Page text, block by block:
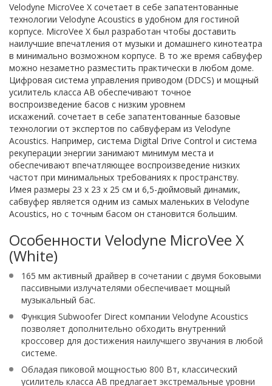
Velodyne MicroVee X сочетает в себе запатентованные
технологии Velodyne Acoustics в удобном для гостиной
корпусе. MicroVee X был разработан чтобы доставить
наилучшие впечатления от музыки и домашнего кинотеатра
в минимально возможном корпусе. В то же время сабвуфер
можно незаметно разместить практически в любом доме.
Цифровая система управления приводом (DDCS) и мощный
усилитель класса AB обеспечивают точное
воспроизведение басов с низким уровнем
искажений. сочетает в себе запатентованные базовые
технологии от экспертов по сабвуферам из Velodyne
Acoustics. Например, система Digital Drive Control и система
рекуперации энергии занимают минимум места и
обеспечивают впечатляющее воспроизведение низких
частот при минимальных требованиях к пространству.
Имея размеры 23 x 23 x 25 см и 6,5-дюймовый динамик,
сабвуфер является одним из самых маленьких в Velodyne
Acoustics, но с точным басом он становится большим.
Особенности Velodyne MicroVee X
(White)
165 мм активный драйвер в сочетании с двумя боковыми
пассивными излучателями обеспечивает мощный
музыкальный бас.
Функция Subwoofer Direct компании Velodyne Acoustics
позволяет дополнительно обходить внутренний
кроссовер для достижения наилучшего звучания в любой
системе.
Обладая пиковой мощностью 800 Вт, классический
усилитель класса AB предлагает экстремальные уровни